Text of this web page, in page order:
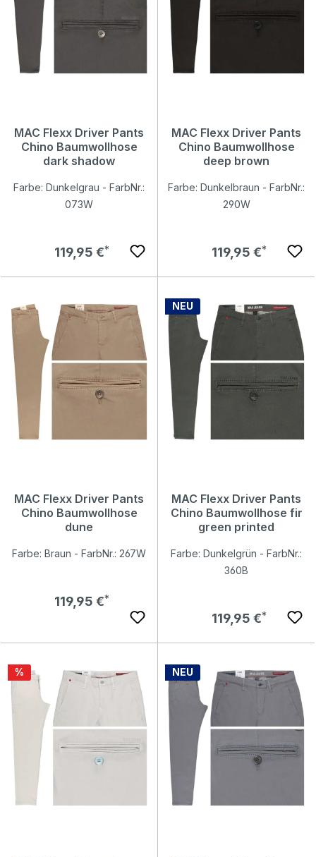
MAC Flexx Driver Pants
Chino Baumwollhose
dark shadow
Farbe: Dunkelgrau - FarbNr.:
073W
Regulärer Preis:
119,95 €
MAC Flexx Driver Pants
Chino Baumwollhose
deep brown
Farbe: Dunkelbraun - FarbNr.:
290W
Regulärer Preis:
119,95 €
MAC Flexx Driver Pants
Chino Baumwollhose
dune
Farbe: Braun - FarbNr.: 267W
Regulärer Preis:
119,95 €
NEU
MAC Flexx Driver Pants
Chino Baumwollhose fir
green printed
Farbe: Dunkelgrün - FarbNr.:
360B
Regulärer Preis:
119,95 €
Rabatt
% NEU